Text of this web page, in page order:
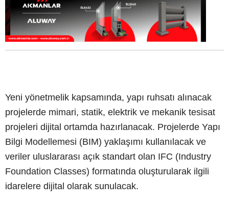
Yeni yönetmelik kapsamında, yapı ruhsatı alınacak
projelerde mimari, statik, elektrik ve mekanik tesisat
projeleri dijital ortamda hazırlanacak. Projelerde Yapı
Bilgi Modellemesi (BIM) yaklaşımı kullanılacak ve
veriler uluslararası açık standart olan IFC (Industry
Foundation Classes) formatında oluşturularak ilgili
idarelere dijital olarak sunulacak.